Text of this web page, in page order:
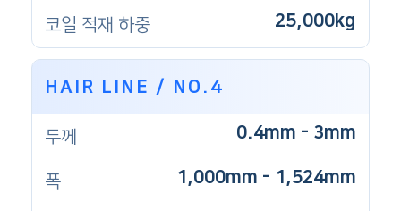
코일 적재 하중 25,000kg
HAIR LINE / NO.4
두께 0.4mm - 3mm
폭 1,000mm - 1,524mm